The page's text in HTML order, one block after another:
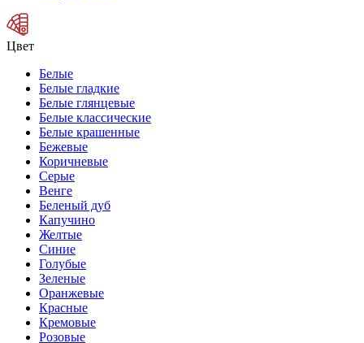
Цвет
Белые
Белые гладкие
Белые глянцевые
Белые классические
Белые крашенные
Бежевые
Коричневые
Серые
Венге
Беленый дуб
Капучино
Желтые
Синие
Голубые
Зеленые
Оранжевые
Красные
Кремовые
Розовые